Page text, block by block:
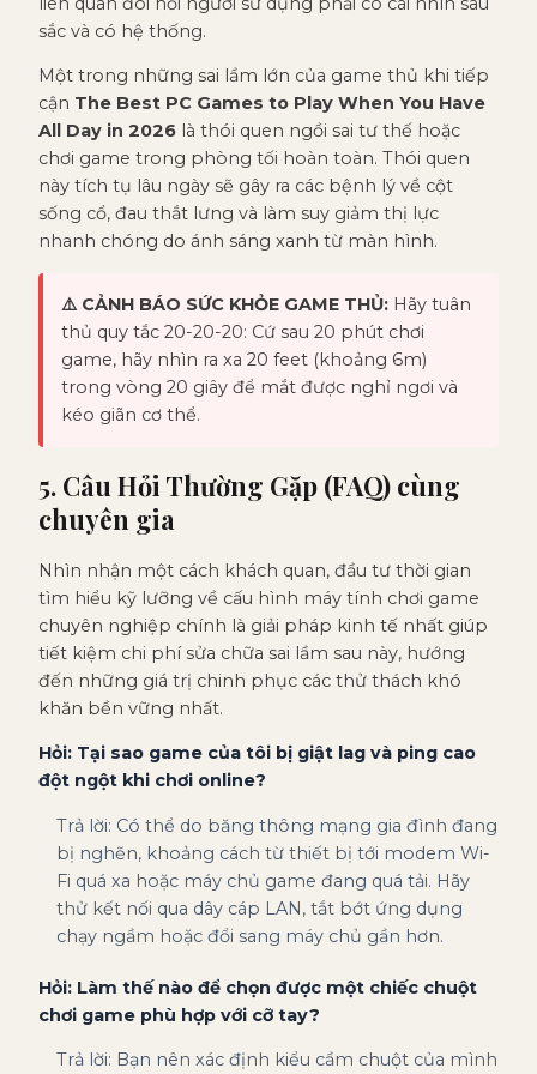
sắc và có hệ thống.
Một trong những sai lầm lớn của game thủ khi tiếp
cận The Best PC Games to Play When You Have
All Day in 2026 là thói quen ngồi sai tư thế hoặc
chơi game trong phòng tối hoàn toàn. Thói quen
này tích tụ lâu ngày sẽ gây ra các bệnh lý về cột
sống cổ, đau thắt lưng và làm suy giảm thị lực
nhanh chóng do ánh sáng xanh từ màn hình.
⚠️ CẢNH BÁO SỨC KHỎE GAME THỦ: Hãy tuân
thủ quy tắc 20-20-20: Cứ sau 20 phút chơi
game, hãy nhìn ra xa 20 feet (khoảng 6m)
trong vòng 20 giây để mắt được nghỉ ngơi và
kéo giãn cơ thể.
5. Câu Hỏi Thường Gặp (FAQ) cùng
chuyên gia
Nhìn nhận một cách khách quan, đầu tư thời gian
tìm hiểu kỹ lưỡng về cấu hình máy tính chơi game
chuyên nghiệp chính là giải pháp kinh tế nhất giúp
tiết kiệm chi phí sửa chữa sai lầm sau này, hướng
đến những giá trị chinh phục các thử thách khó
khăn bền vững nhất.
Hỏi: Tại sao game của tôi bị giật lag và ping cao
đột ngột khi chơi online?
Trả lời: Có thể do băng thông mạng gia đình đang
bị nghẽn, khoảng cách từ thiết bị tới modem Wi-
Fi quá xa hoặc máy chủ game đang quá tải. Hãy
thử kết nối qua dây cáp LAN, tắt bớt ứng dụng
chạy ngầm hoặc đổi sang máy chủ gần hơn.
Hỏi: Làm thế nào để chọn được một chiếc chuột
chơi game phù hợp với cỡ tay?
Trả lời: Bạn nên xác định kiểu cầm chuột của mình